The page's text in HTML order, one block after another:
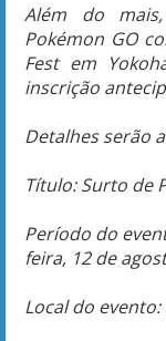
Além do
Pokémon GO
Fest em
inscrição
Detalhes serão
Título: Surto de
Período do
feira, 12 de
Local do evento: